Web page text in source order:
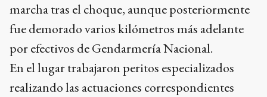
marcha tras el choque, aunque posteriormente
fue demorado varios kilómetros más adelante
por efectivos de Gendarmería Nacional.
En el lugar trabajaron peritos especializados
realizando las actuaciones correspondientes